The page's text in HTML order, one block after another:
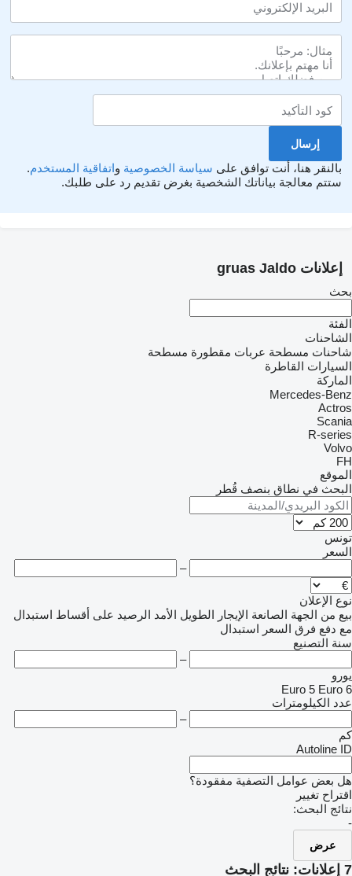
بالنقر هنا، أنت توافق على سياسة الخصوصية واتفاقية المستخدم.
ستتم معالجة بياناتك الشخصية بغرض تقديم رد على طلبك.
إعلانات gruas Jaldo
بحث
الفئة
الشاحنات
شاحنات مسطحة عربات مقطورة مسطحة
السيارات القاطرة
الماركة
Mercedes-Benz
Actros
Scania
R-series
Volvo
FH
الموقع
البحث في نطاق بنصف قُطر
تونس
السعر
–
نوع الإعلان
بيع من الجهة الصانعة الإيجار الطويل الأمد الرصيد على أقساط استبدال
مع دفع فرق السعر استبدال
سنة التصنيع
–
يورو
Euro 5 Euro 6
عدد الكيلومترات
–
كم
Autoline ID
هل بعض عوامل التصفية مفقودة؟
اقتراح تغيير
نتائج البحث:
-
عرض
7 إعلانات: نتائج البحث